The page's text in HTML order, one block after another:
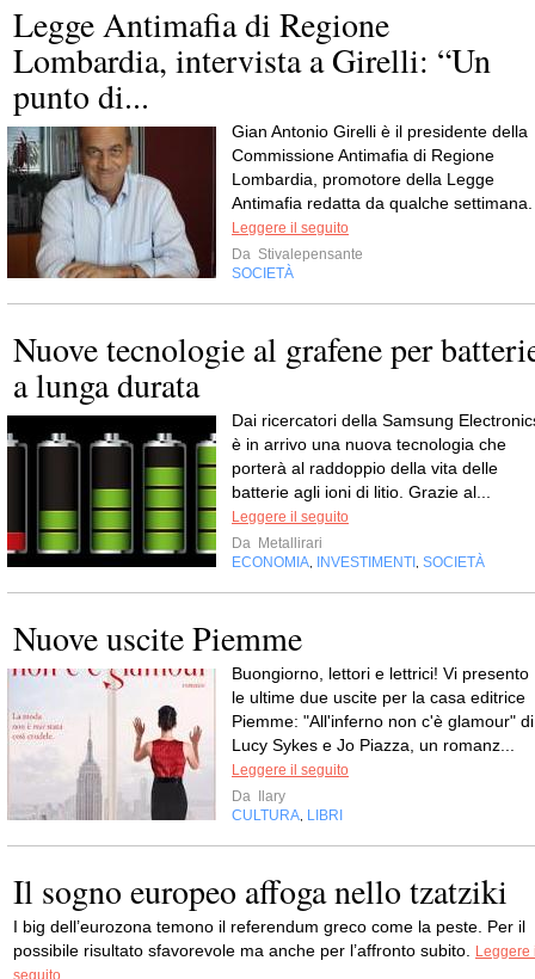
Legge Antimafia di Regione
Lombardia, intervista a Girelli: “Un
punto di...
Gian Antonio Girelli è il presidente della
Commissione Antimafia di Regione
Lombardia, promotore della Legge
Antimafia redatta da qualche settimana.
Leggere il seguito
Da Stivalepensante
SOCIETÀ
Nuove tecnologie al grafene per
a lunga durata
Dai ricercatori della Samsung
è in arrivo una nuova tecnologia che
porterà al raddoppio della vita delle
batterie agli ioni di litio. Grazie al...
Leggere il seguito
Da Metallirari
ECONOMIA
INVESTIMENTI SOCIETÀ
Nuove uscite Piemme
Buongiorno, lettori e lettrici! Vi presento
le ultime due uscite per la casa editrice
Piemme: "All'inferno non c'è glamour" di
Lucy Sykes e Jo Piazza, un romanz...
Leggere il seguito
Da
Ilary
CULTURA LIBRI
Il sogno europeo affoga nello tzatziki
I big dell’eurozona temono il referendum greco come la peste. Per il
possibile risultato sfavorevole ma anche per l’affronto subito.
Leggere
seguito